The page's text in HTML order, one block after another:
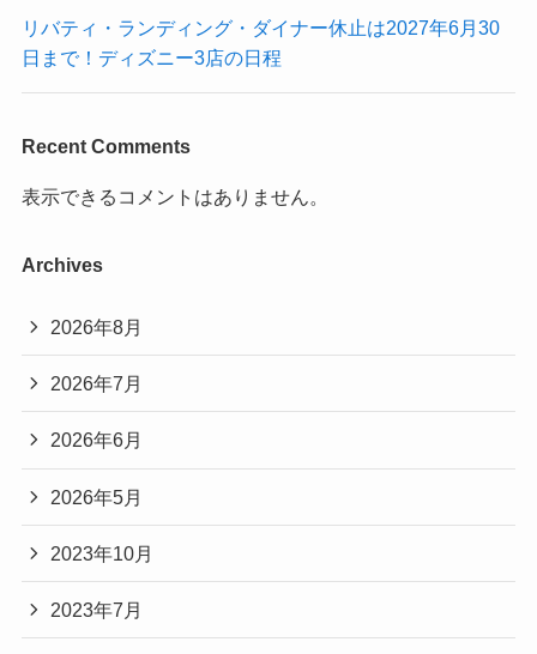
リバティ・ランディング・ダイナー休止は2027年6月30
日まで！ディズニー3店の日程
Recent Comments
表示できるコメントはありません。
Archives
2026年8月
2026年7月
2026年6月
2026年5月
2023年10月
2023年7月